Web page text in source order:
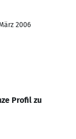
2006
Profil zu